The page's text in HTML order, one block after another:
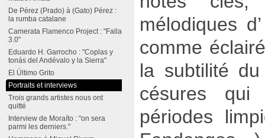
mélodiques
comme
la subtilité
césures qui
périodes
De Pérez (Prado) à (Gato) Pérez :
la rumba catalane
Camerata Flamenco Project : "Falla
3.0"
Eduardo H. Garrocho : "Coplas y
tonás del Andévalo y la Sierra"
El Último Grito
Portraits et interviews
Trois grands artistes nous ont
quitté
Interview de Moraíto : "on sera
parmi les derniers."